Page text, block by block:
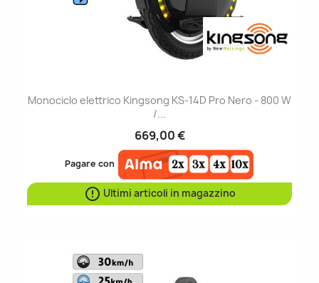
Monociclo elettrico Kingsong KS-14D Pro Nero - 800 W
/...
669,00 €
Pagare con
 Ultimi articoli in magazzino